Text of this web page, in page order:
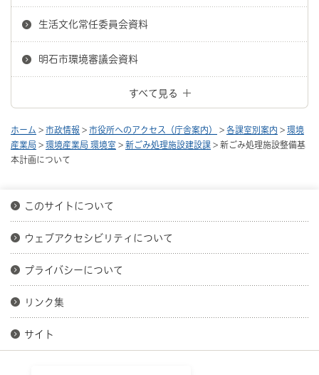
生活文化常任委員会資料
明石市環境審議会資料
すべて見る
ホーム > 市政情報 > 市役所へのアクセス（庁舎案内） > 各課室別案内 > 環境
産業局 > 環境産業局 環境室 > 新ごみ処理施設建設課 > 新ごみ処理施設整備基
本計画について
このサイトについて
ウェブアクセシビリティについて
プライバシーについて
リンク集
サイト